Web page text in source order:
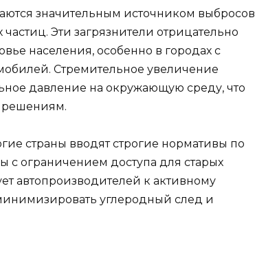
значительным источником выбросов
частиц. Эти загрязнители отрицательно
населения, особенно в городах с
Стремительное увеличение
давление на окружающую среду, что
решениям.
страны вводят строгие нормативы по
с ограничением доступа для старых
автопроизводителей к активному
углеродный след и